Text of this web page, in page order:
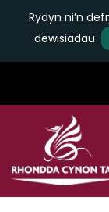
Rydyn ni’n
dewisiadau